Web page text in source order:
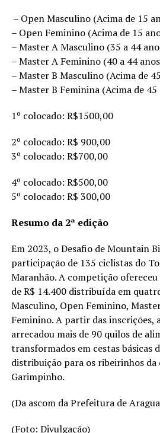
– Open Masculino (Acima de 15
– Open Feminino (Acima de 15
– Master A Masculino (35 a 44
– Master A Feminino (40 a 44
– Master B Masculino (Acima de
– Master B Feminina (Acima de 45
1º colocado: R$1500,00
2º colocado: R$ 900,00
3º colocado: R$700,00
4º colocado: R$500,00
5º colocado: R$ 300,00
Resumo da 2ª edição
Em 2023, o Desafio de Mountain
participação de 135 ciclistas do
Maranhão. A competição
de R$ 14.400 distribuída em
Masculino, Open Feminino,
Feminino. A partir das inscrições,
arrecadou mais de 90 quilos de
transformados em cestas básicas
distribuição para os ribeirinhos da
Garimpinho.
(Da ascom da Prefeitura de
(Foto: Divulgação)